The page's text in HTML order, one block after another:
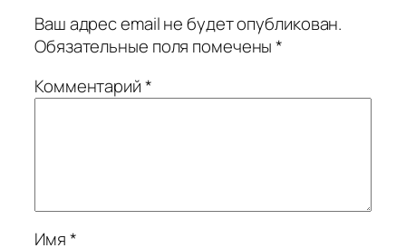
Ваш адрес email не будет опубликован.
Обязательные поля помечены*
Комментарий*
Имя*